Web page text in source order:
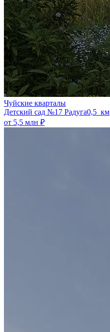
Чуйские кварталы
​Детский сад №17 Радуга0,5 км
от 5,5 млн ₽